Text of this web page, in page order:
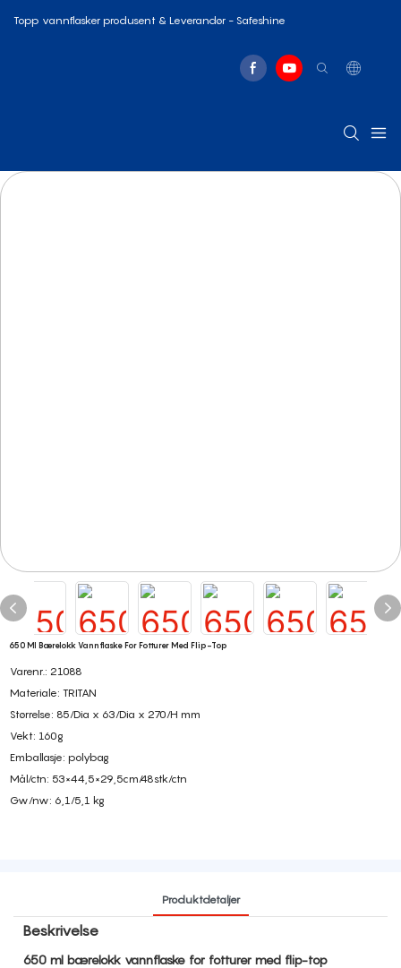
Topp vannflasker produsent & Leverandør - Safeshine
650 Ml Bærelokk Vannflaske For Fotturer Med Flip-Top
Varenr.: 21088
Materiale: TRITAN
Størrelse: 85/Dia x 63/Dia x 270/H mm
Vekt: 160g
Emballasje: polybag
Mål/ctn: 53×44,5×29,5cm/48stk/ctn
Gw/nw: 6,1/5,1 kg
Produktdetaljer
Beskrivelse
650 ml bærelokk vannflaske for fotturer med flip-top